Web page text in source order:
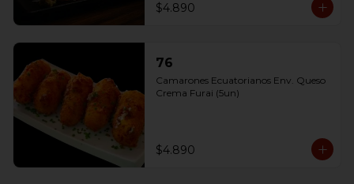
$4.890
76
Camarones Ecuatorianos Env. Queso
Crema Furai (5un)
$4.890